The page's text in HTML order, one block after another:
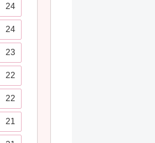
24
24
23
22
22
21